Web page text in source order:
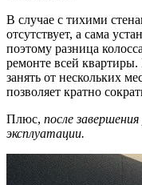
В случае с тихими
отсутствует, а сама
поэтому разница
ремонте всей
занять от нескольких
позволяет кратно
Плюс, после
эксплуатации.